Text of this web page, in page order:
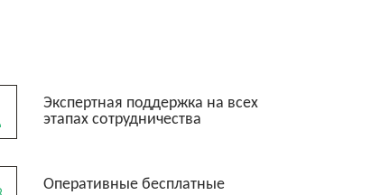
Экспертная поддержка на всех
этапах сотрудничества
Оперативные бесплатные